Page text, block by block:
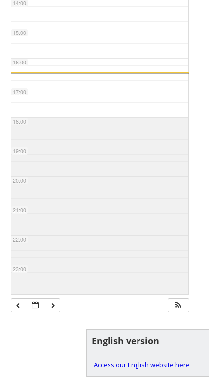
14:00
15:00
16:00
17:00
18:00
19:00
20:00
21:00
22:00
23:00
English version
Access our English website here